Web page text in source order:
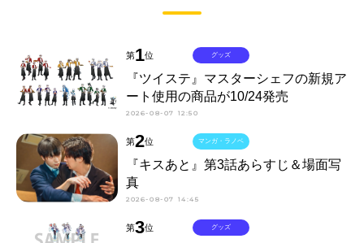
第1位
『ツイステ』マスターシェフの新規ア
ート使用の商品が10/24発売
2026-08-07 12:50
グッズ
第2位
『キスあと』第3話あらすじ＆場面写
真
2026-08-07 14:45
マンガ・ラノベ
第3位 グッズ